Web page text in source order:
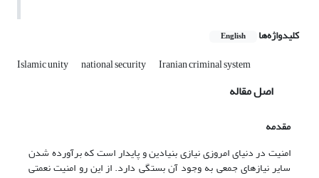
کلیدواژه‌ها English
Islamic unity national security Iranian criminal system
اصل مقاله
مقدمه
امنیت در دنیای امروزی نیازی بنیادین و پایدار است که برآورده شدن
سایر نیازهای جمعی به وجود آن بستگی دارد. از این رو امنیت نعمتی